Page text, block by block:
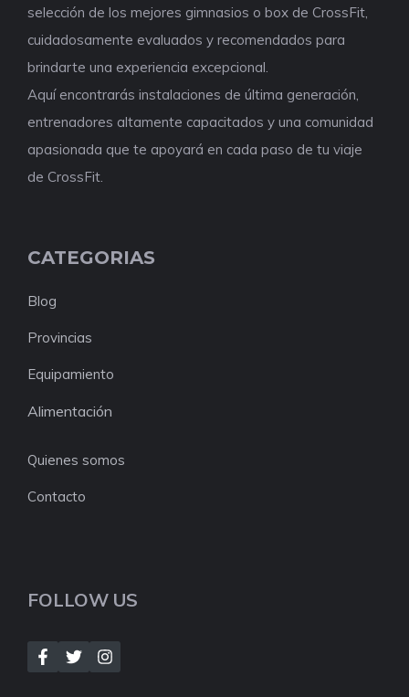
selección de los mejores gimnasios o box de CrossFit,
cuidadosamente evaluados y recomendados para
brindarte una experiencia excepcional.
Aquí encontrarás instalaciones de última generación,
entrenadores altamente capacitados y una comunidad
apasionada que te apoyará en cada paso de tu viaje
de CrossFit.
CATEGORIAS
Blog
Provincias
Equipamiento
Alimentación
Quienes somos
Contacto
FOLLOW US